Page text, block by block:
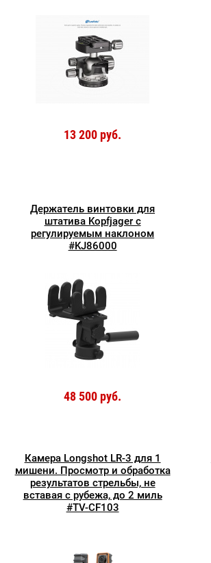
13 200 руб.
Держатель винтовки для
штатива Kopfjager с
регулируемым наклоном
#KJ86000
48 500 руб.
Камера Longshot LR-3 для 1
мишени. Просмотр и обработка
результатов стрельбы, не
вставая с рубежа, до 2 миль
#TV-CF103